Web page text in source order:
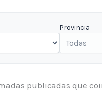
Provincia
publicadas que